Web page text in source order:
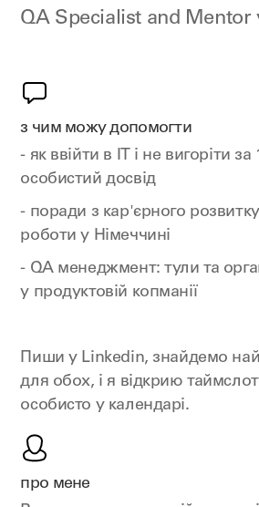
QA Specialist and Mentor
з чим можу допомогти
- як ввійти в ІТ і не вигоріти за
особистий досвід
- поради з кар'єрного
роботи у Німеччині
- QA менеджмент: тули та
у продуктовій копманії
Пиши у Linkedin, знайдемо
для обох, і я відкрию
особисто у календарі.
про мене